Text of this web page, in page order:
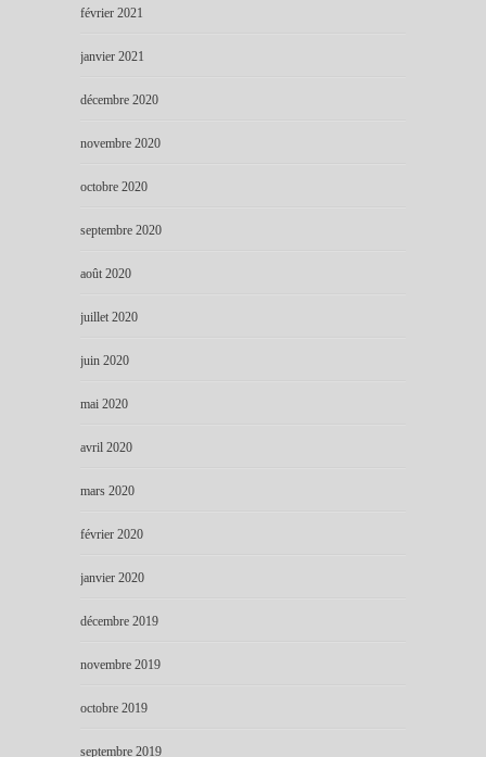
février 2021
janvier 2021
décembre 2020
novembre 2020
octobre 2020
septembre 2020
août 2020
juillet 2020
juin 2020
mai 2020
avril 2020
mars 2020
février 2020
janvier 2020
décembre 2019
novembre 2019
octobre 2019
septembre 2019